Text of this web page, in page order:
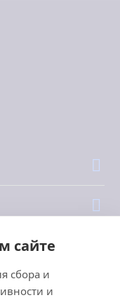
сайте
сбора и
и